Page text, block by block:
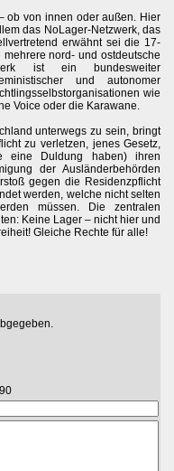
ob von innen oder außen. Hier
das NoLager-Netzwerk, das
erwähnt sei die 17-
nord- und ostdeutsche
ist ein bundesweiter
und autonomer
wie
Voice oder die Karawane.
unterwegs zu sein, bringt
zu verletzen, jenes Gesetz,
eine Duldung haben) ihren
der Ausländerbehörden
gegen die Residenzpflicht
werden, welche nicht selten
müssen. Die zentralen
Keine Lager – nicht hier und
Gleiche Rechte für alle!